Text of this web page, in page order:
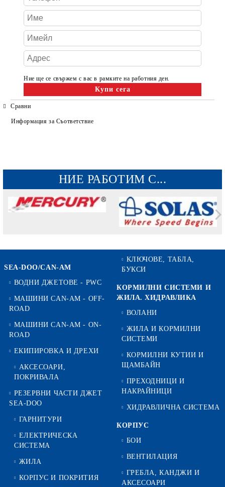
Ние ще се свържем с вас в рамките на работния ден.
Сравни
Информация за Съответствие
НИЕ РАБОТИМ С...
SEA-DOO/CAN-AM
ВОДНИ ДЖЕТОВЕ - PWC
МАШИНИ CAN-AM - OFF-
ROAD
МАШИНИ CAN-AM - ON-
ROAD
ЕКИПИРОВКА И ДРЕХИ
АКСЕСОАРИ,
ПОКРИВАЛА
РЕЗЕРВНИ ЧАСТИ ДЖЕТ
SEA-DOO
ГАРНИТУРИ
ЕЛЕКТРИЧЕСКА
СИСТЕМА
ЖИЛА
КОРПУС И ПОКРИТИЯ
КЛЮЧОВЕ, ТАБЛА,
БУКСИ
КОРМИЛНИ СИСТЕМИ И
ЖИЛА. ХИДРАВЛИКА
ВОЛАНИ
ЖИЛА И КОРМИЛНИ
СИСТЕМИ
КОРМИЛНИ КУТИИ И
ЩАМБАЙН
ПРЕХОДНИЦИ И
НАКРАЙНИЦИ
ХИДРАВЛИЧНА СИСТЕМА
КОРПУС
БОИ
ВЕНТИЛАЦИЯ
ГРЕБЛА, КАНДЖИ И
АКСЕСОАРИ